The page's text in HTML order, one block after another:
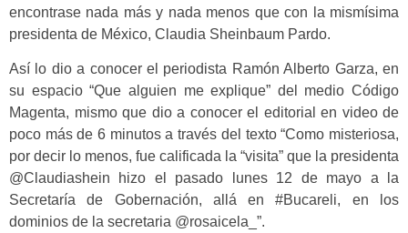
encontrase nada más y nada menos que con la mismísima
presidenta de México, Claudia Sheinbaum Pardo.
Así lo dio a conocer el periodista Ramón Alberto Garza, en
su espacio “Que alguien me explique” del medio Código
Magenta, mismo que dio a conocer el editorial en video de
poco más de 6 minutos a través del texto “Como misteriosa,
por decir lo menos, fue calificada la “visita” que la presidenta
@Claudiashein hizo el pasado lunes 12 de mayo a la
Secretaría de Gobernación, allá en #Bucareli, en los
dominios de la secretaria @rosaicela_”.